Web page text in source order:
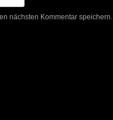
nächsten Kommentar speichern.